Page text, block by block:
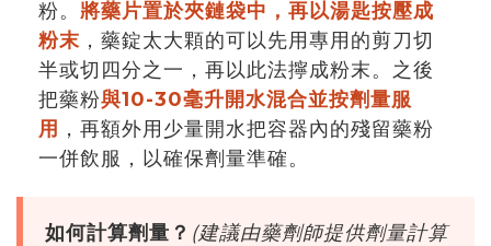
粉。 將藥片置於夾鏈袋中，再以湯匙按壓成
粉末 ，藥錠太大顆的可以先用專用的剪刀切
半或切四分之一，再以此法擰成粉末。之後
把藥粉與10-30毫升開水混合並按劑量服
用 ，再額外用少量開水把容器內的殘留藥粉
一併飲服，以確保劑量準確。
如何計算劑量？ (建議由藥劑師提供劑量計算